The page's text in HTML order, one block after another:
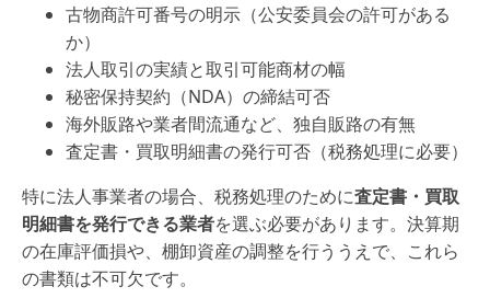
古物商許可番号の明示（公安委員会の許可がある
か）
法人取引の実績と取引可能商材の幅
秘密保持契約（NDA）の締結可否
海外販路や業者間流通など、独自販路の有無
査定書・買取明細書の発行可否（税務処理に必要）
特に法人事業者の場合、税務処理のために査定書・買取
明細書を発行できる業者を選ぶ必要があります。決算期
の在庫評価損や、棚卸資産の調整を行ううえで、これら
の書類は不可欠です。